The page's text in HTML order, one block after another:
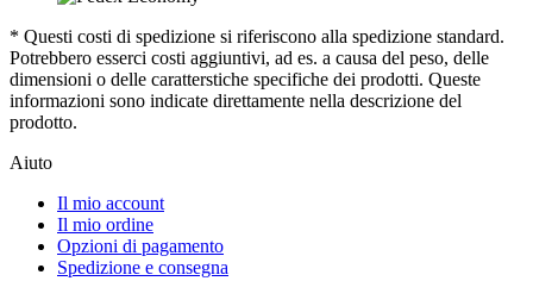
* Questi costi di spedizione si riferiscono alla spedizione standard.
Potrebbero esserci costi aggiuntivi, ad es. a causa del peso, delle
dimensioni o delle caratterstiche specifiche dei prodotti. Queste
informazioni sono indicate direttamente nella descrizione del
prodotto.
Aiuto
Il mio account
Il mio ordine
Opzioni di pagamento
Spedizione e consegna